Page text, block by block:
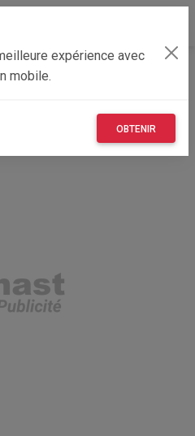
expérience avec
mobile.
OBTENIR
de-France